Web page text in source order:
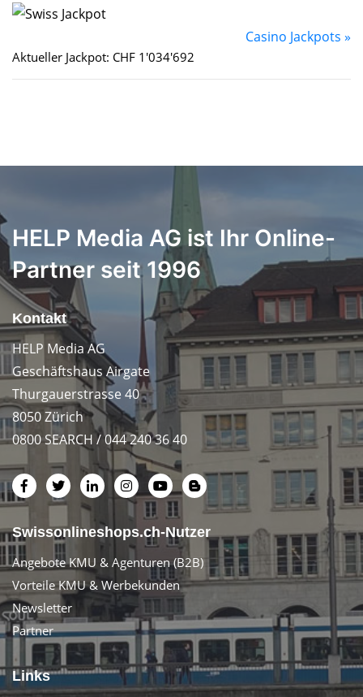
Casino Jackpots »
Aktueller Jackpot: CHF 1'034'692
HELP Media AG ist Ihr Online-
Partner seit 1996
Kontakt
HELP Media AG
Geschäftshaus Airgate
Thurgauerstrasse 40
8050 Zürich
0800 SEARCH / 044 240 36 40
Swissonlineshops.ch-Nutzer
Angebote KMU & Agenturen (B2B)
Vorteile KMU & Werbekunden
Newsletter
Partner
Links